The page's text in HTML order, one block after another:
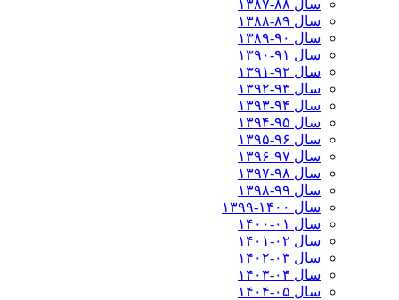
سال ۸۸-۱۳۸۷
سال ۸۹-۱۳۸۸
سال ۹۰-۱۳۸۹
سال ۹۱-۱۳۹۰
سال ۹۲-۱۳۹۱
سال ۹۳-۱۳۹۲
سال ۹۴-۱۳۹۳
سال ۹۵-۱۳۹۴
سال ۹۶-۱۳۹۵
سال ۹۷-۱۳۹۶
سال ۹۸-۱۳۹۷
سال ۹۹-۱۳۹۸‍
سال ۱۴۰۰-۱۳۹۹
سال ۰۱-۱۴۰۰
سال ۰۲-۱۴۰۱
سال ۰۳-۱۴۰۲
سال ۰۴-۱۴۰۳
سال ۰۵-۱۴۰۴